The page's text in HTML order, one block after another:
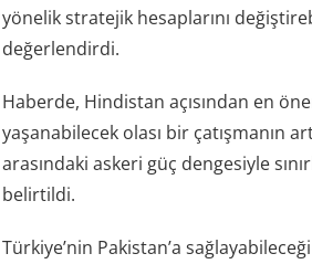
yönelik stratejik hesaplarını
değerlendirdi.
Haberde, Hindistan açısından en
yaşanabilecek olası bir çatışmanın
arasındaki askeri güç dengesiyle
belirtildi.
Türkiye’nin Pakistan’a